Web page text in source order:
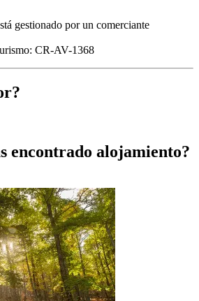
gestionado por un comerciante
CR-AV-1368
encontrado alojamiento?